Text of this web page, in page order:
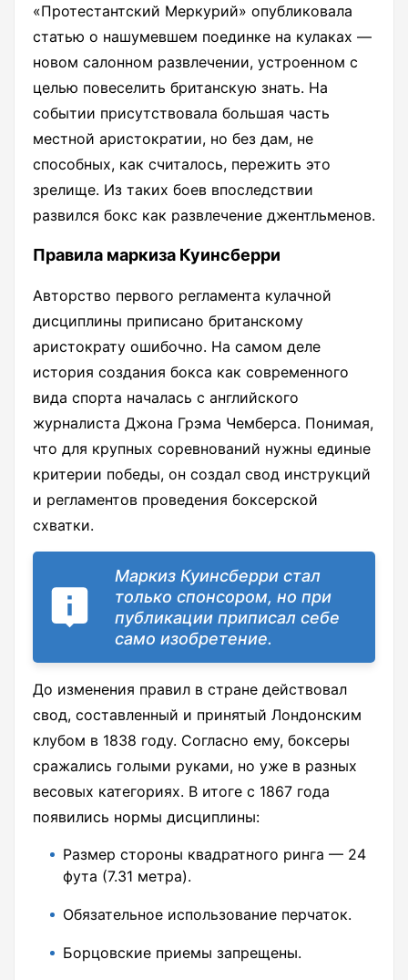
«Протестантский Меркурий» опубликовала
статью о нашумевшем поединке на кулаках —
новом салонном развлечении, устроенном с
целью повеселить британскую знать. На
событии присутствовала большая часть
местной аристократии, но без дам, не
способных, как считалось, пережить это
зрелище. Из таких боев впоследствии
развился бокс как развлечение джентльменов.
Правила маркиза Куинсберри
Авторство первого регламента кулачной
дисциплины приписано британскому
аристократу ошибочно. На самом деле
история создания бокса как современного
вида спорта началась с английского
журналиста Джона Грэма Чемберса. Понимая,
что для крупных соревнований нужны единые
критерии победы, он создал свод инструкций
и регламентов проведения боксерской
схватки.
Маркиз Куинсберри стал
только спонсором, но при
публикации приписал себе
само изобретение.
До изменения правил в стране действовал
свод, составленный и принятый Лондонским
клубом в 1838 году. Согласно ему, боксеры
сражались голыми руками, но уже в разных
весовых категориях. В итоге с 1867 года
появились нормы дисциплины:
Размер стороны квадратного ринга — 24
фута (7.31 метра).
Обязательное использование перчаток.
Борцовские приемы запрещены.